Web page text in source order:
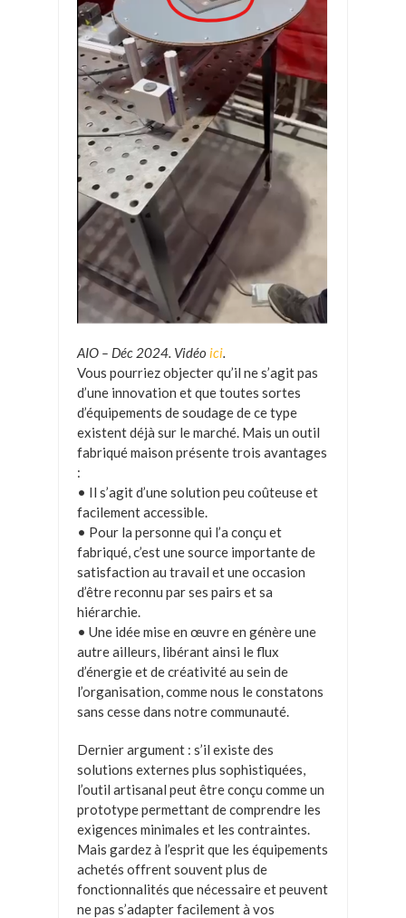
AIO – Déc 2024. Vidéo ici.
Vous pourriez objecter qu’il ne s’agit pas
d’une innovation et que toutes sortes
d’équipements de soudage de ce type
existent déjà sur le marché. Mais un outil
fabriqué maison présente trois avantages
:
• Il s’agit d’une solution peu coûteuse et
facilement accessible.
• Pour la personne qui l’a conçu et
fabriqué, c’est une source importante de
satisfaction au travail et une occasion
d’être reconnu par ses pairs et sa
hiérarchie.
• Une idée mise en œuvre en génère une
autre ailleurs, libérant ainsi le flux
d’énergie et de créativité au sein de
l’organisation, comme nous le constatons
sans cesse dans notre communauté.
Dernier argument : s’il existe des
solutions externes plus sophistiquées,
l’outil artisanal peut être conçu comme un
prototype permettant de comprendre les
exigences minimales et les contraintes.
Mais gardez à l’esprit que les équipements
achetés offrent souvent plus de
fonctionnalités que nécessaire et peuvent
ne pas s’adapter facilement à vos